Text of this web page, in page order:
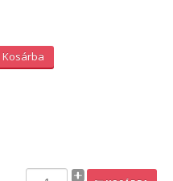
Kosárba